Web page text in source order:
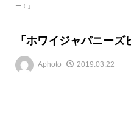
ー！」
「ホワイジャパニーズ
Aphoto 2019.03.22